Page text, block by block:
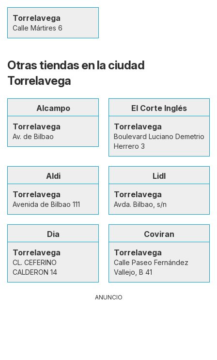
Torrelavega
Calle Mártires 6
Otras tiendas en la ciudad
Torrelavega
Alcampo
Torrelavega
Av. de Bilbao
El Corte Inglés
Torrelavega
Boulevard Luciano Demetrio
Herrero 3
Aldi
Torrelavega
Avenida de Bilbao 111
Lidl
Torrelavega
Avda. Bilbao, s/n
Dia
Torrelavega
CL. CEFERINO
CALDERON 14
Coviran
Torrelavega
Calle Paseo Fernández
Vallejo, B 41
ANUNCIO